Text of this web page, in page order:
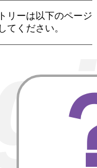
リーは以下のページ
てください。